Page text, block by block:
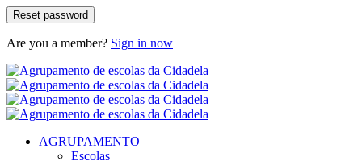
Are you a member? Sign in now
AGRUPAMENTO
Escolas